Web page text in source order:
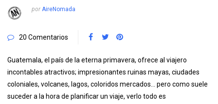
por AireNomada
20 Comentarios
Guatemala, el país de la eterna primavera, ofrece al viajero
incontables atractivos; impresionantes ruinas mayas, ciudades
coloniales, volcanes, lagos, coloridos mercados… pero como suele
suceder a la hora de planificar un viaje, verlo todo es